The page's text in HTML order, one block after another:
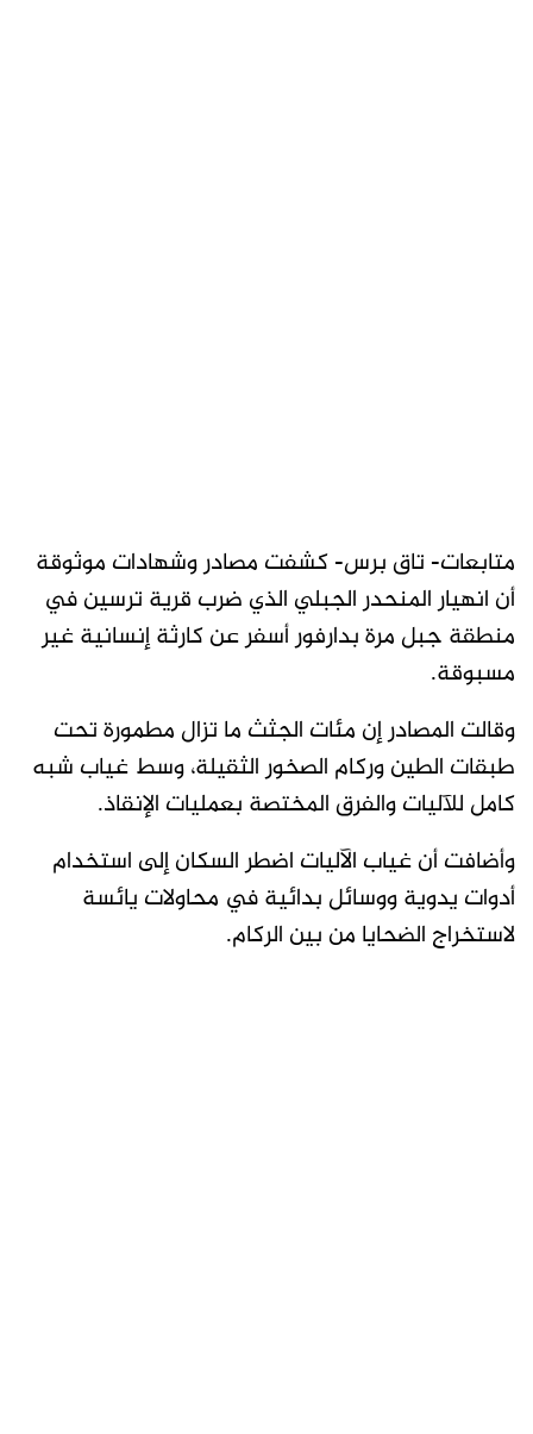
متابعات- تاق برس- كشفت مصادر وشهادات موثوقة
أن انهيار المنحدر الجبلي الذي ضرب قرية ترسين في
منطقة جبل مرة بدارفور أسفر عن كارثة إنسانية غير
مسبوقة.
وقالت المصادر إن مئات الجثث ما تزال مطمورة تحت
طبقات الطين وركام الصخور الثقيلة، وسط غياب شبه
كامل للآليات والفرق المختصة بعمليات الإنقاذ.
وأضافت أن غياب الآليات اضطر السكان إلى استخدام
أدوات يدوية ووسائل بدائية في محاولات يائسة
لاستخراج الضحايا من بين الركام.